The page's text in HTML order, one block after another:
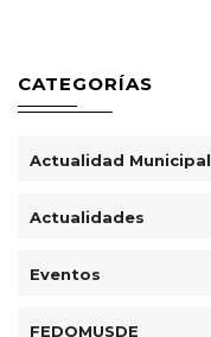
CATEGORÍAS
Actualidad Municipal
Actualidades
Eventos
FEDOMUSDE